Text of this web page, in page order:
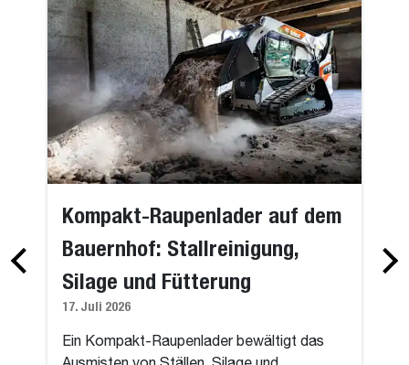
Kompakt-Raupenlader auf dem
Bauernhof: Stallreinigung,
Silage und Fütterung
17. Juli 2026
Ein Kompakt-Raupenlader bewältigt das